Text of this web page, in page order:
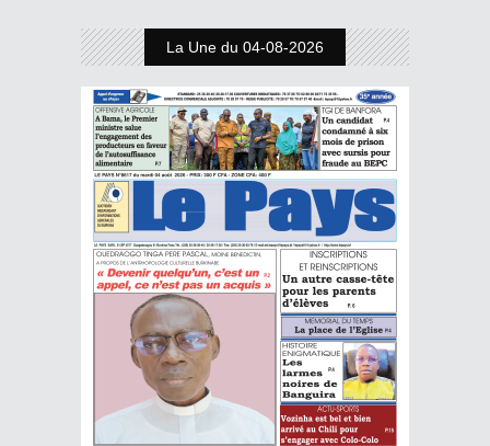
La Une du 04-08-2026